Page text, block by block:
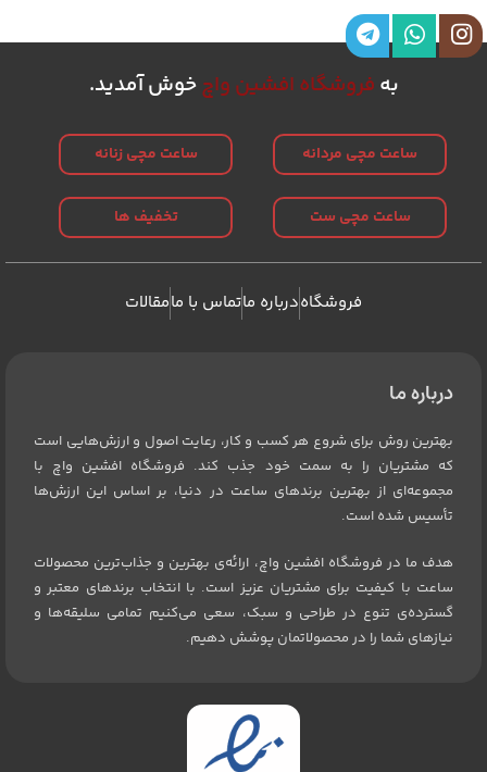
به فروشگاه افشین واچخوش آمدید.
ساعت مچی مردانه ساعت مچی زنانه
ساعت مچی ست تخفیف ها
فروشگاهدرباره ماتماس با مامقالات
درباره ما
بهترین روش برای شروع هر کسب و کار، رعایت اصول و ارزش‌هایی است
که مشتریان را به سمت خود جذب کند. فروشگاه افشین واچ با
مجموعه‌ای از بهترین برندهای ساعت در دنیا، بر اساس این ارزش‌ها
تأسیس شده است.
هدف ما در فروشگاه افشین واچ، ارائه‌ی بهترین و جذاب‌ترین محصولات
ساعت با کیفیت برای مشتریان عزیز است. با انتخاب برندهای معتبر و
گسترده‌ی تنوع در طراحی و سبک، سعی می‌کنیم تمامی سلیقه‌ها و
نیازهای شما را در محصولاتمان پوشش دهیم.